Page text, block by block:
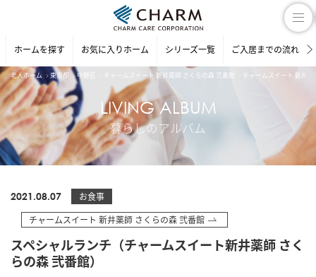
ホームを探す お気に入りホーム シリーズ一覧 ご入居までの流れ
老人ホーム 東京都 中野区 チャームスイート 新井薬師 さくらの森 弐番館 チャームスイート 新井
LIVING ALBUM
暮らしのアルバム
2021.08.07
お食事
チャームスイート 新井薬師 さくらの森 弐番館
スペシャルランチ（チャームスイート新井薬師 さく
らの森 弐番館）